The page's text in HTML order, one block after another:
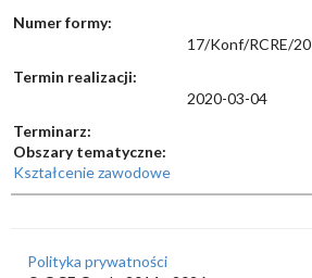
Numer formy:
17/Konf/RCRE/20
Termin realizacji:
2020-03-04
Terminarz:
Obszary tematyczne:
Kształcenie zawodowe
Polityka prywatności